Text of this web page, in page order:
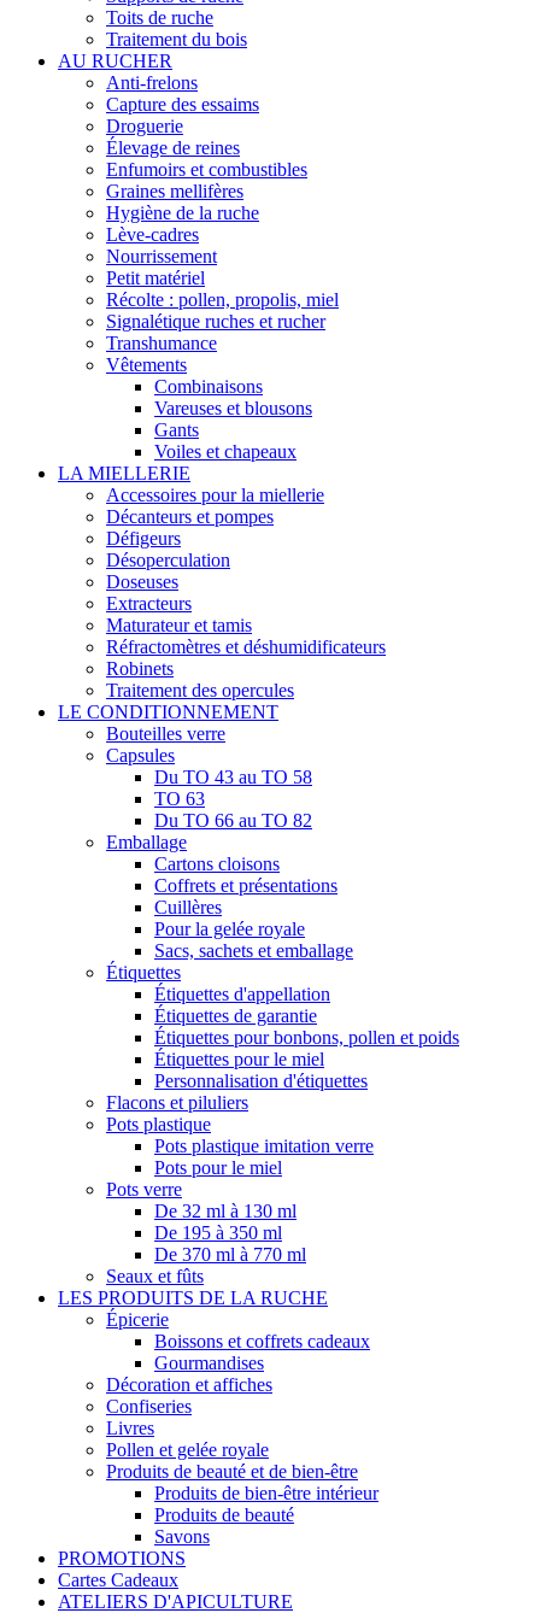
Toits de ruche
Traitement du bois
AU RUCHER
Anti-frelons
Capture des essaims
Droguerie
Élevage de reines
Enfumoirs et combustibles
Graines mellifères
Hygiène de la ruche
Lève-cadres
Nourrissement
Petit matériel
Récolte : pollen, propolis, miel
Signalétique ruches et rucher
Transhumance
Vêtements
Combinaisons
Vareuses et blousons
Gants
Voiles et chapeaux
LA MIELLERIE
Accessoires pour la miellerie
Décanteurs et pompes
Défigeurs
Désoperculation
Doseuses
Extracteurs
Maturateur et tamis
Réfractomètres et déshumidificateurs
Robinets
Traitement des opercules
LE CONDITIONNEMENT
Bouteilles verre
Capsules
Du TO 43 au TO 58
TO 63
Du TO 66 au TO 82
Emballage
Cartons cloisons
Coffrets et présentations
Cuillères
Pour la gelée royale
Sacs, sachets et emballage
Étiquettes
Étiquettes d'appellation
Étiquettes de garantie
Étiquettes pour bonbons, pollen et poids
Étiquettes pour le miel
Personnalisation d'étiquettes
Flacons et piluliers
Pots plastique
Pots plastique imitation verre
Pots pour le miel
Pots verre
De 32 ml à 130 ml
De 195 à 350 ml
De 370 ml à 770 ml
Seaux et fûts
LES PRODUITS DE LA RUCHE
Épicerie
Boissons et coffrets cadeaux
Gourmandises
Décoration et affiches
Confiseries
Livres
Pollen et gelée royale
Produits de beauté et de bien-être
Produits de bien-être intérieur
Produits de beauté
Savons
PROMOTIONS
Cartes Cadeaux
ATELIERS D'APICULTURE